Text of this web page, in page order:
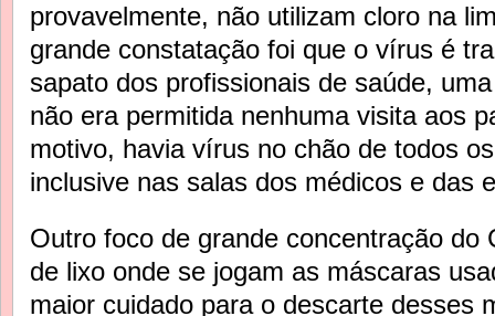
provavelmente, não utilizam cloro na
grande constatação foi que o vírus é
sapato dos profissionais de saúde,
não era permitida nenhuma visita aos
motivo, havia vírus no chão de todos
inclusive nas salas dos médicos e das
Outro foco de grande concentração do
de lixo onde se jogam as máscaras
maior cuidado para o descarte desses